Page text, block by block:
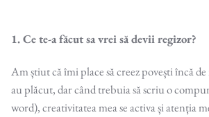
1. Ce te-a făcut sa vrei să devii regizor?
Am știut că îmi place să creez povești încă
au plăcut, dar când trebuia să scriu o
word), creativitatea mea se activa și atenția